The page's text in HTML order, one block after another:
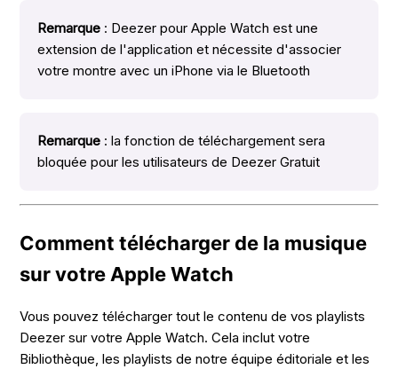
Remarque : Deezer pour Apple Watch est une
extension de l'application et nécessite d'associer
votre montre avec un iPhone via le Bluetooth
Remarque : la fonction de téléchargement sera
bloquée pour les utilisateurs de Deezer Gratuit
Comment télécharger de la musique
sur votre Apple Watch
Vous pouvez télécharger tout le contenu de vos playlists
Deezer sur votre Apple Watch. Cela inclut votre
Bibliothèque, les playlists de notre équipe éditoriale et les